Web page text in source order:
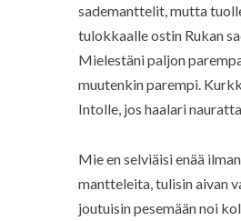
sademanttelit, mutta
tulokkaalle ostin Rukan
Mielestäni paljon
muutenkin parempi.
Intolle, jos haalari
Mie en selviäisi enää
mantteleita, tulisin aivan
joutuisin pesemään noi